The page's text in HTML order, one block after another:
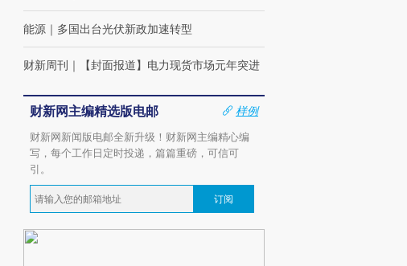
能源 ｜ 多国出台光伏新政加速转型
财新周刊 ｜ 【封面报道】电力现货市场元年突进
财新网主编精选版电邮
样例
财新网新闻版电邮全新升级！财新网主编精心编
写，每个工作日定时投递，篇篇重磅，可信可
引。
订阅